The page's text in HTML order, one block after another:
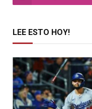
LEE ESTO HOY!